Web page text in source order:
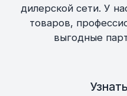
дилерской сети. У
товаров,
выгодные